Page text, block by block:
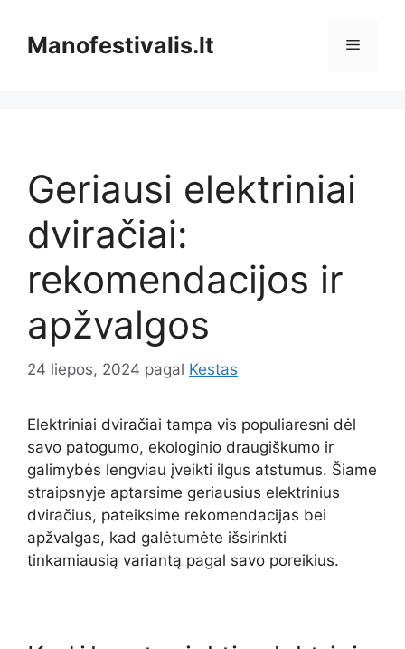
turinioManofestivalis.lt Meniu
Geriausi elektriniai
dviračiai:
rekomendacijos ir
apžvalgos
24 liepos, 2024 pagal Kestas
Elektriniai dviračiai tampa vis populiaresni dėl
savo patogumo, ekologinio draugiškumo ir
galimybės lengviau įveikti ilgus atstumus. Šiame
straipsnyje aptarsime geriausius elektrinius
dviračius, pateiksime rekomendacijas bei
apžvalgas, kad galėtumėte išsirinkti
tinkamiausią variantą pagal savo poreikius.